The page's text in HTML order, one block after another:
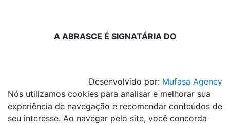
A ABRASCE É SIGNATÁRIA DO
Desenvolvido por: Mufasa Agency
Nós utilizamos cookies para analisar e melhorar sua
experiência de navegação e recomendar conteúdos de
seu interesse. Ao navegar pelo site, você concorda